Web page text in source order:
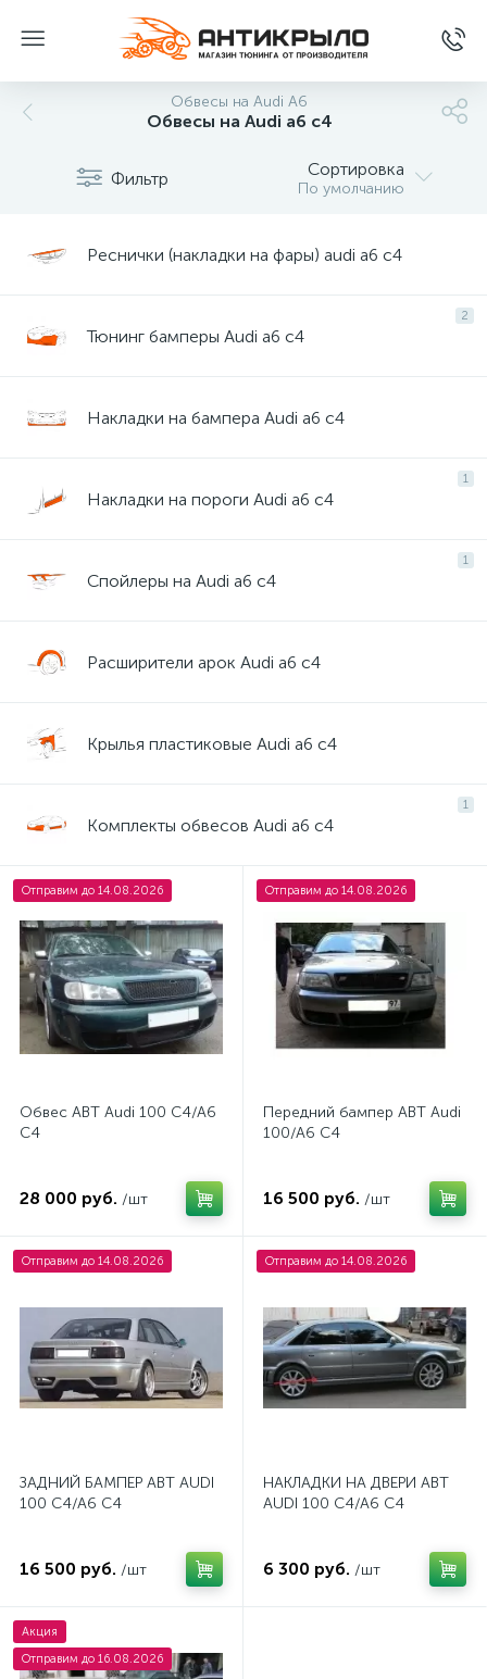
Обвесы на Audi A6
Обвесы на Audi a6 c4
Фильтр Сортировка
По умолчанию
Реснички (накладки на фары) audi a6 c4
2
Тюнинг бамперы Audi a6 c4
Накладки на бампера Audi a6 c4
1
Накладки на пороги Audi a6 c4
1
Спойлеры на Audi a6 c4
Расширители арок Audi a6 c4
Крылья пластиковые Audi a6 c4
1
Комплекты обвесов Audi a6 c4
Отправим до 14.08.2026
Обвес ABT Audi 100 C4/A6
C4
28 000 руб. /шт
Отправим до 14.08.2026
Передний бампер ABT Audi
100/A6 C4
16 500 руб. /шт
Отправим до 14.08.2026
ЗАДНИЙ БАМПЕР ABT AUDI
100 С4/А6 С4
16 500 руб. /шт
Отправим до 14.08.2026
НАКЛАДКИ НА ДВЕРИ ABT
AUDI 100 С4/А6 С4
6 300 руб. /шт
Акция
Отправим до 16.08.2026